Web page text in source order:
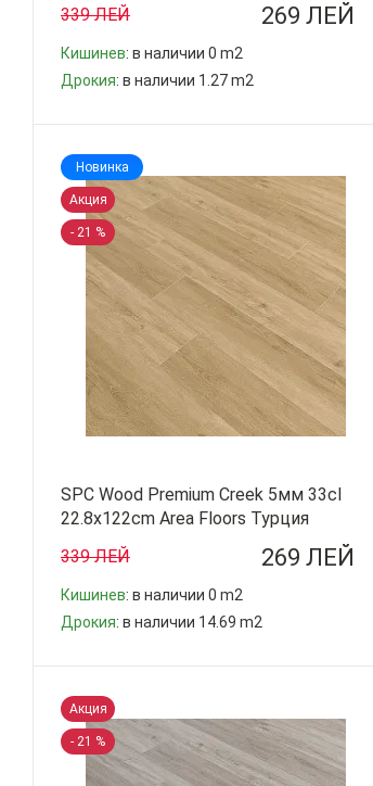
269 ЛЕЙ
339 ЛЕЙ
Кишинев: в наличии 0 m2
Дрокия: в наличии 1.27 m2
Новинка
Акция
- 21 %
SPC Wood Premium Creek 5мм 33cl
22.8x122cm Area Floors Турция
269 ЛЕЙ
339 ЛЕЙ
Кишинев: в наличии 0 m2
Дрокия: в наличии 14.69 m2
Акция
- 21 %